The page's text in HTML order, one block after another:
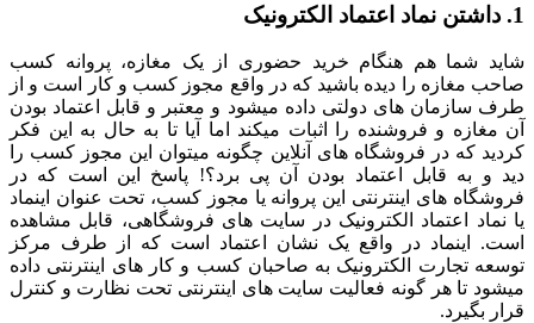
1. داشتن نماد اعتماد الکترونیک
شاید شما هم هنگام خرید حضوری از یک مغازه، پروانه کسب
صاحب مغازه را دیده باشید که در واقع مجوز کسب و کار است و از
طرف سازمان های دولتی داده میشود و معتبر و قابل اعتماد بودن
آن مغازه و فروشنده را اثبات میکند اما آیا تا به حال به این فکر
کردید که در فروشگاه های آنلاین چگونه میتوان این مجوز کسب را
دید و به قابل اعتماد بودن آن پی برد؟! پاسخ این است که در
فروشگاه های اینترنتی این پروانه یا مجوز کسب، تحت عنوان اینماد
یا نماد اعتماد الکترونیک در سایت های فروشگاهی، قابل مشاهده
است. اینماد در واقع یک نشان اعتماد است که از طرف مرکز
توسعه تجارت الکترونیک به صاحبان کسب و کار های اینترنتی داده
میشود تا هر گونه فعالیت سایت های اینترنتی تحت نظارت و کنترل
قرار بگیرد.